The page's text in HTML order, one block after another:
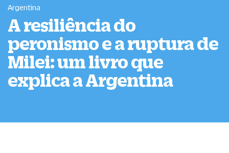
Argentina
A resiliência do
peronismo e a ruptura de
Milei: um livro que
explica a Argentina